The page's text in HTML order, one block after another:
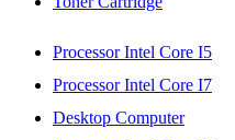
Processor Intel Core I5
Processor Intel Core I7
Desktop Computer